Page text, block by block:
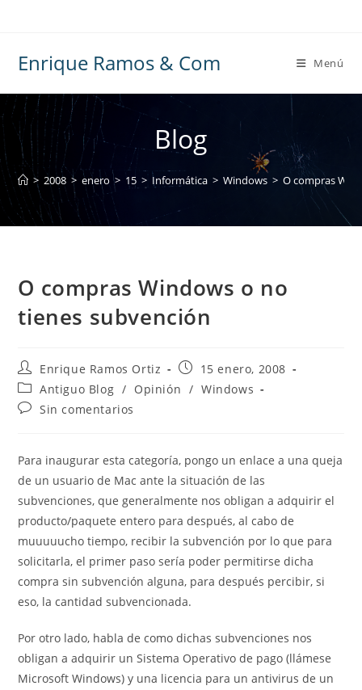
Enrique Ramos & Com Menú
Blog
> 2008 > enero > 15 > Informática > Windows > O compras
O compras Windows o no
tienes subvención
Autor
de
la
entrada:
Enrique Ramos Ortiz
Publicación
de
la
15 enero, 2008
Categoría
de
la
Antiguo Blog / Opinión / Windows
Comentarios
entrada:
Sin comentarios
Para inaugurar esta categoría, pongo un enlace a una queja
de un usuario de Mac ante la situación de las
subvenciones, que generalmente nos obligan a adquirir el
producto/paquete entero para después, al cabo de
muuuuucho tiempo, recibir la subvención por lo que para
solicitarla, el primer paso sería poder permitirse dicha
compra sin subvención alguna, para después percibir, si
eso, la cantidad subvencionada.
Por otro lado, habla de como dichas subvenciones nos
obligan a adquirir un Sistema Operativo de pago (llámese
Microsoft Windows) y una licencia para un antivirus de un